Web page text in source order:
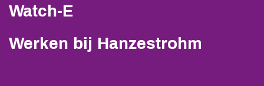
Watch-E
Werken bij Hanzestrohm